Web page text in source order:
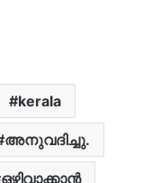
kerala
അനുവദിച്ചു.
ഒഴിവാക്കാന്‍